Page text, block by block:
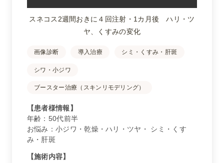
スネコス2週間おきに４回注射・1カ月後 ハリ・ツ
ヤ、くすみの変化
画像診断 導入治療 シミ・くすみ・肝斑
シワ・小ジワ
ブースター治療（スキンリモデリング）
【患者様情報】
年齢：50代前半
お悩み：小ジワ・乾燥・ハリ・ツヤ・ シミ・くす
み・肝斑
【施術内容】